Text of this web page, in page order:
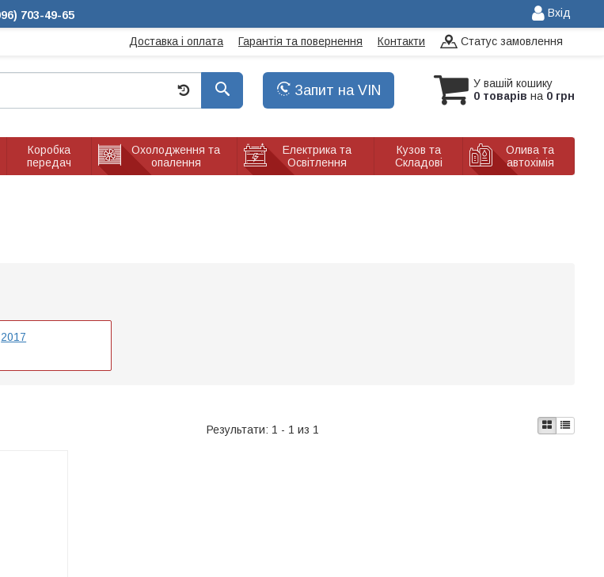
703-49-65 Вхід
Доставка і оплата Гарантія та повернення Контакти Статус замовлення
У вашій кошику
0 товарів на 0 грн
Запит на VIN
Коробка
передач
Охолодження та
опалення
Електрика та
Освітлення
Кузов та
Складові
Олива та
автохімія
2017
Результати: 1 - 1 из 1